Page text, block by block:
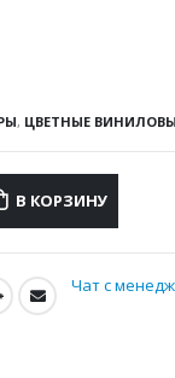
, ЦВЕТНЫЕ
В КОРЗИНУ
Чат с